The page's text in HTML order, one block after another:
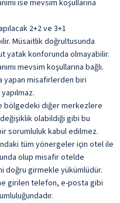
ise mevsim koşullarına
2+2 ve 3+1
Müsaitlik doğrultusunda
yatak konforunda olmayabilir.
mevsim koşullarına bağlı.
yapan misafirlerden biri
bölgedeki diğer merkezlere
olabildiği gibi bu
sorumluluk kabul edilmez.
tüm yönergeler için otel ile
olup misafir otelde
doğru girmekle yükümlüdür.
girilen telefon, e-posta gibi